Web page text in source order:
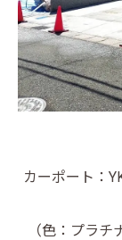
カーポート：
（色：プラチ